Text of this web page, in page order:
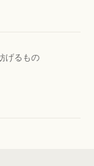
げるもの